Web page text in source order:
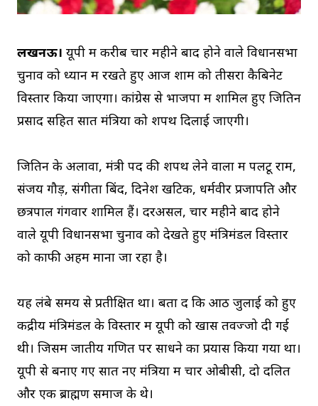
लखनऊ। यूपी में करीब चार महीने बाद होने वाले विधानसभा
चुनाव को ध्यान में रखते हुए आज शाम को तीसरा कैबिनेट
विस्तार किया जाएगा। कांग्रेस से भाजपा में शामिल हुए जितिन
प्रसाद सहित सात मंत्रियों को शपथ दिलाई जाएगी।
जितिन के अलावा, मंत्री पद की शपथ लेने वालों में पलटू राम,
संजय गौड़, संगीता बिंद, दिनेश खटिक, धर्मवीर प्रजापति और
छत्रपाल गंगवार शामिल हैं। दरअसल, चार महीने बाद होने
वाले यूपी विधानसभा चुनाव को देखते हुए मंत्रिमंडल विस्तार
को काफी अहम माना जा रहा है।
यह लंबे समय से प्रतीक्षित था। बता दें कि आठ जुलाई को हुए
केंद्रीय मंत्रिमंडल के विस्तार में यूपी को खास तवज्जो दी गई
थी। जिसमें जातीय गणित पर साधने का प्रयास किया गया था।
यूपी से बनाए गए सात नए मंत्रियों में चार ओबीसी, दो दलित
और एक ब्राह्मण समाज के थे।